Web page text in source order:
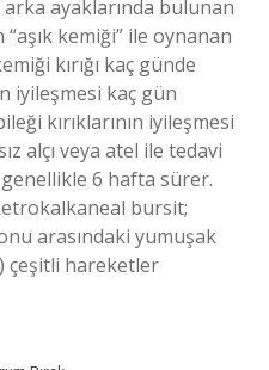
ayaklarında bulunan
kemiği” ile oynanan
kırığı kaç günde
iyileşmesi kaç gün
kırıklarının iyileşmesi
alçı veya atel ile tedavi
genellikle 6 hafta sürer.
bursit;
arasındaki yumuşak
çeşitli hareketler